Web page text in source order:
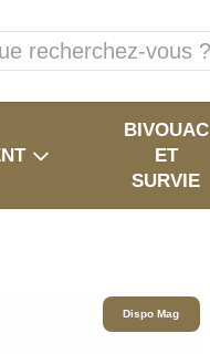
BIVOUAC
ET
SURVIE
Dispo Mag